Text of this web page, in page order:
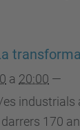
a 20:00 —
170